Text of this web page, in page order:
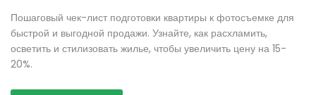
Пошаговый чек-лист подготовки квартиры к фотосъемке для
быстрой и выгодной продажи. Узнайте, как расхламить,
осветить и стилизовать жилье, чтобы увеличить цену на 15-
20%.